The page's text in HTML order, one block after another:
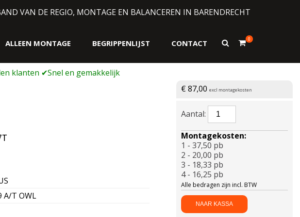
VAN DE REGIO, MONTAGE EN BALANCEREN IN BARENDRECHT
ALLEEN MONTAGE BEGRIPPENLIJST CONTACT
Toon
0
€ 87,00 excl montagekosten
A/T OWL
APLUS-
A929
A/T
OWL
245/70
R16
107T
aantal
NAAR KASSA
Montagekosten:
1 - 37,50 pb
2 - 20,00 pb
3 - 18,33 pb
4 - 16,25 pb
Alle bedragen zijn incl. BTW